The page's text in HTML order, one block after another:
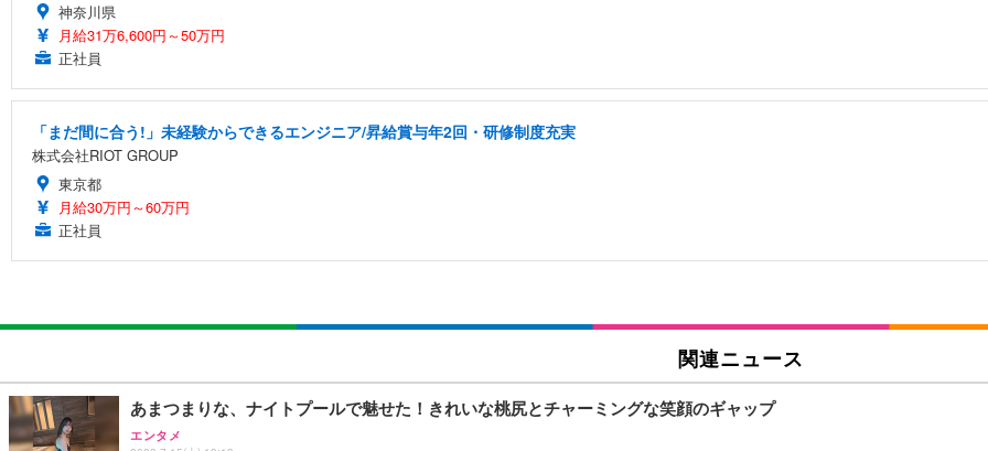
神奈川県
月給31万6,600円～50万円
正社員
「まだ間に合う!」未経験からできるエンジニア/昇給賞与年2回・研修制度充実
株式会社RIOT GROUP
東京都
月給30万円～60万円
正社員
関連ニュース
あまつまりな、ナイトプールで魅せた！きれいな桃尻とチャーミングな笑顔のギャップ
エンタメ